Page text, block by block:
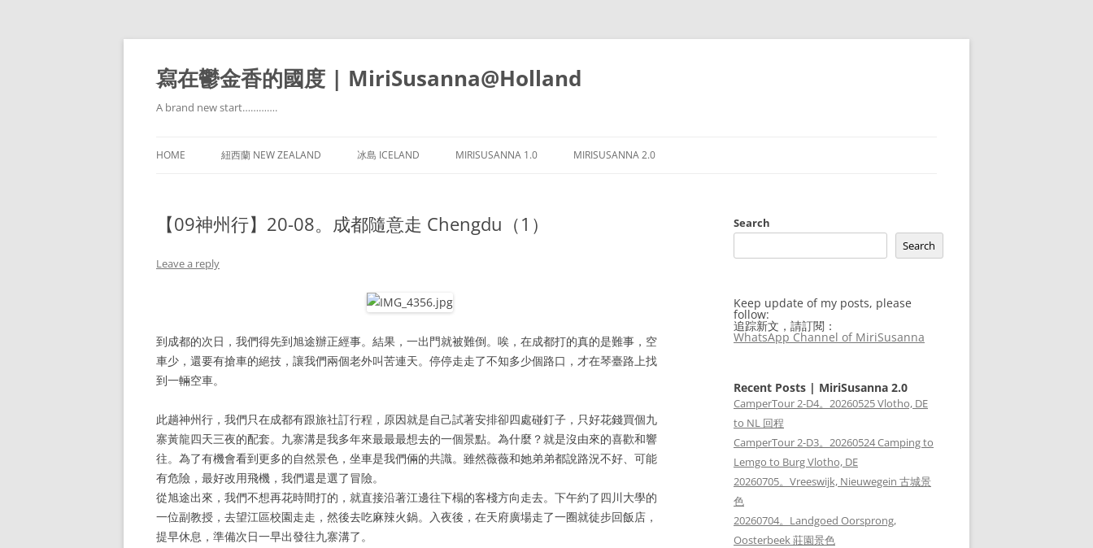
寫在鬱金香的國度 | MiriSusanna@Holland
A brand new start………….
HOME 紐西蘭 NEW ZEALAND 冰島 ICELAND MIRISUSANNA 1.0 MIRISUSANNA 2.0
【09神州行】20-08。成都隨意走 Chengdu（1）
Leave a reply
到成都的次日，我們得先到旭途辦正經事。結果，一出門就被難倒。唉，在成都打的真的是難事，空
車少，還要有搶車的絕技，讓我們兩個老外叫苦連天。停停走走了不知多少個路口，才在琴臺路上找
到一輛空車。
此趟神州行，我們只在成都有跟旅社訂行程，原因就是自己試著安排卻四處碰釘子，只好花錢買個九
寨黃龍四天三夜的配套。九寨溝是我多年來最最最想去的一個景點。為什麼？就是沒由來的喜歡和響
往。為了有機會看到更多的自然景色，坐車是我們倆的共識。雖然薇薇和她弟弟都說路況不好、可能
有危險，最好改用飛機，我們還是選了冒險。
從旭途出來，我們不想再花時間打的，就直接沿著江邊往下榻的客棧方向走去。下午約了四川大學的
一位副教授，去望江區校園走走，然後去吃麻辣火鍋。入夜後，在天府廣場走了一圈就徒步回飯店，
提早休息，準備次日一早出發往九寨溝了。
Search
Search
Keep update of my posts, please
follow:
追踪新文，請訂閱：
WhatsApp Channel of MiriSusanna
Recent Posts | MiriSusanna 2.0
CamperTour 2-D4。20260525 Vlotho, DE
to NL 回程
CamperTour 2-D3。20260524 Camping to
Lemgo to Burg Vlotho, DE
20260705。Vreeswijk, Nieuwegein 古城景
色
20260704。Landgoed Oorsprong,
Oosterbeek 莊園景色